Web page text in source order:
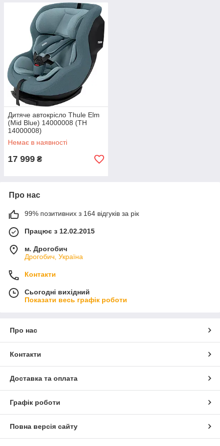
Дитяче автокрісло Thule Elm
(Mid Blue) 14000008 (TH
14000008)
Немає в наявності
17 999 ₴
Про нас
99% позитивних з 164 відгуків за рік
Працює з 12.02.2015
м. Дрогобич
Дрогобич, Україна
Контакти
Сьогодні вихідний
Показати весь графік роботи
Про нас
Контакти
Доставка та оплата
Графік роботи
Повна версія сайту